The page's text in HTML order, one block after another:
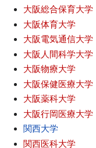
大阪総合保育大学
大阪体育大学
大阪電気通信大学
大阪人間科学大学
大阪物療大学
大阪保健医療大学
大阪薬科大学
大阪行岡医療大学
関西大学
関西医科大学